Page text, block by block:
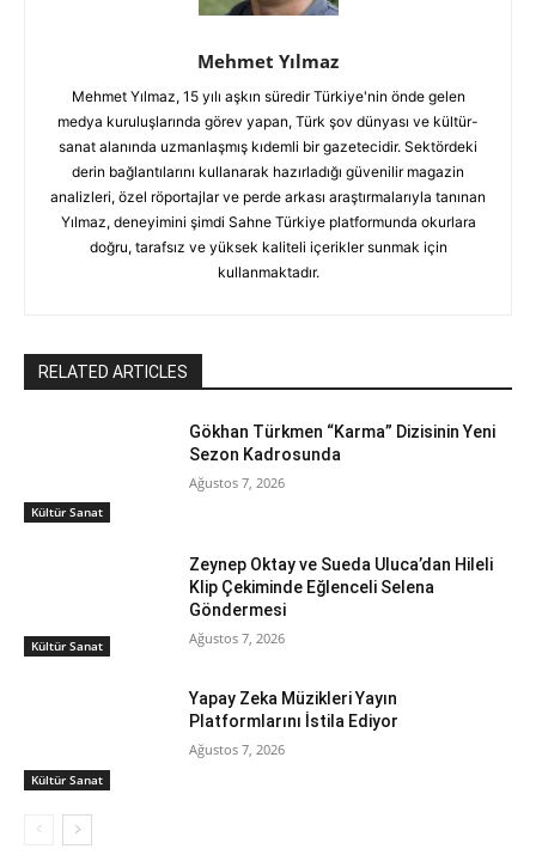
Mehmet Yılmaz
Mehmet Yılmaz, 15 yılı aşkın süredir Türkiye'nin önde gelen
medya kuruluşlarında görev yapan, Türk şov dünyası ve kültür-
sanat alanında uzmanlaşmış kıdemli bir gazetecidir. Sektördeki
derin bağlantılarını kullanarak hazırladığı güvenilir magazin
analizleri, özel röportajlar ve perde arkası araştırmalarıyla tanınan
Yılmaz, deneyimini şimdi Sahne Türkiye platformunda okurlara
doğru, tarafsız ve yüksek kaliteli içerikler sunmak için
kullanmaktadır.
RELATED ARTICLES
Kültür Sanat
Gökhan Türkmen “Karma” Dizisinin Yeni
Sezon Kadrosunda
Ağustos 7, 2026
Kültür Sanat
Zeynep Oktay ve Sueda Uluca’dan Hileli
Klip Çekiminde Eğlenceli Selena
Göndermesi
Ağustos 7, 2026
Kültür Sanat
Yapay Zeka Müzikleri Yayın
Platformlarını İstila Ediyor
Ağustos 7, 2026